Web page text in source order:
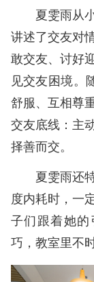
夏雯雨从
讲述了交友对
敢交友、讨好
见交友困境。
舒服、互相尊
交友底线：主
择善而交。
夏雯雨还
度内耗时，一
子们跟着她的
巧，教室里不